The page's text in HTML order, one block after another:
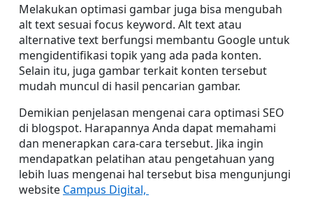
Melakukan optimasi gambar juga bisa mengubah
alt text sesuai focus keyword. Alt text atau
alternative text berfungsi membantu Google untuk
mengidentifikasi topik yang ada pada konten.
Selain itu, juga gambar terkait konten tersebut
mudah muncul di hasil pencarian gambar.
Demikian penjelasan mengenai cara optimasi SEO
di blogspot. Harapannya Anda dapat memahami
dan menerapkan cara-cara tersebut. Jika ingin
mendapatkan pelatihan atau pengetahuan yang
lebih luas mengenai hal tersebut bisa mengunjungi
website Campus Digital,